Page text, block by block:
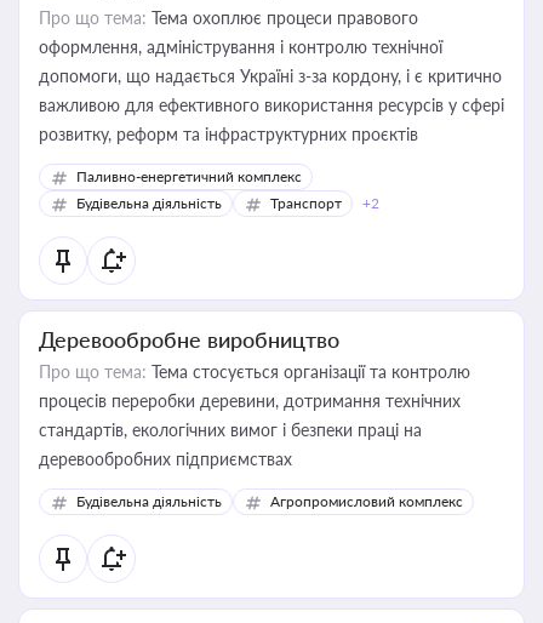
Про що тема: Тема охоплює процеси правового
оформлення, адміністрування і контролю технічної
допомоги, що надається Україні з-за кордону, і є критично
важливою для ефективного використання ресурсів у сфері
розвитку, реформ та інфраструктурних проєктів
Паливно-енергетичний комплекс
Будівельна діяльність
Транспорт +2
Деревообробне виробництво
Про що тема: Тема стосується організації та контролю
процесів переробки деревини, дотримання технічних
стандартів, екологічних вимог і безпеки праці на
деревообробних підприємствах
Будівельна діяльність Агропромисловий комплекс